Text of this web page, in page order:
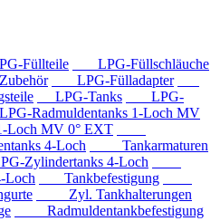
Füllteile
LPG-Füllschläuche
LPG-Fülladapter
LPG-Tanks
LPG-
Radmuldentanks 1-Loch MV
MV 0° EXT
4-Loch
Tankarmaturen
Zylindertanks 4-Loch
Loch
Tankbefestigung
Zyl. Tankhalterungen
Radmuldentankbefestigung